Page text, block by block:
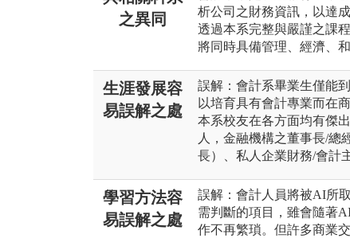
之異同
析公司之財務資訊，以達
透過本系完整與嚴謹之課
將同時具備管理、經濟、
生涯發展容
易誤解之處
誤解：會計系畢業生僅能
以培育具有會計專業而在
本系校友在各方面均有傑
人，金融機構之董事長/總
長）、私人企業財務/會計
學習方法容
易誤解之處
誤解：會計人員將被AI所
需判斷的項目，雖會隨著
作不再繁瑣。但許多商業